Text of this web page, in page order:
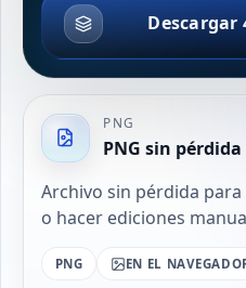
Descargar
PNG
PNG sin pérdida
Archivo sin pérdida
o hacer ediciones
PNG EN EL